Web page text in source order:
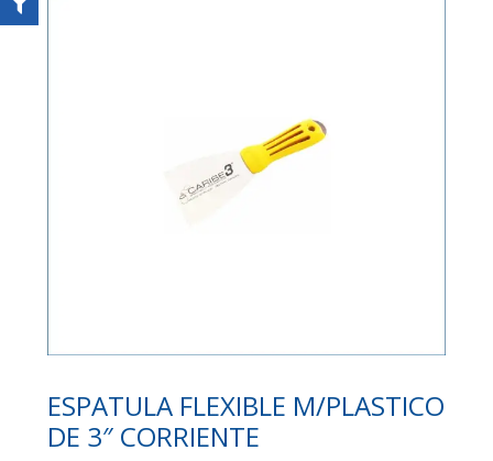
ESPATULA FLEXIBLE M/PLASTICO
DE 3″ CORRIENTE